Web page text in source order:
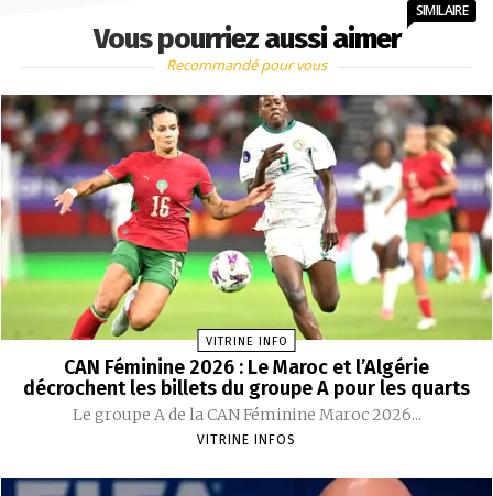
Vous pourriez aussi aimer
SIMILAIRE
Recommandé pour vous
VITRINE INFO
CAN Féminine 2026 : Le Maroc et l’Algérie
décrochent les billets du groupe A pour les quarts
Le groupe A de la CAN Féminine Maroc 2026...
VITRINE INFOS